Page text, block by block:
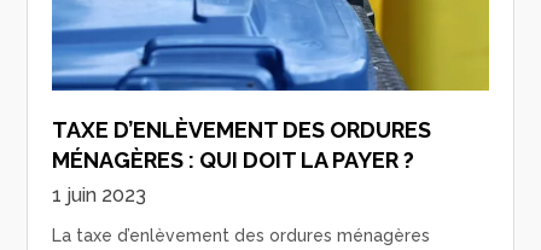
TAXE D’ENLÈVEMENT DES ORDURES
MÉNAGÈRES : QUI DOIT LA PAYER ?
1 juin 2023
La taxe d’enlèvement des ordures ménagères